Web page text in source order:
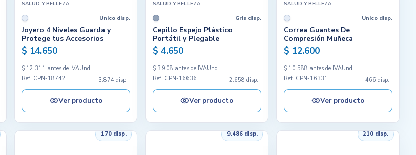
SALUD Y BELLEZA
Unico disp.
Joyero 4 Niveles Guarda y
Protege tus Accesorios
$ 14.650
$ 12.311 antes de IVAUnd.
Ref. CPN-18742
3.874 disp.
Ver producto
SALUD Y BELLEZA
Gris disp.
Cepillo Espejo Plástico
Portátil y Plegable
$ 4.650
$ 3.908 antes de IVAUnd.
Ref. CPN-16636
2.658 disp.
Ver producto
SALUD Y BELLEZA
Unico disp.
Correa Guantes De
Compresión Muñeca
$ 12.600
$ 10.588 antes de IVAUnd.
Ref. CPN-16331
466 disp.
Ver producto
170 disp. 9.486 disp. 210 disp.